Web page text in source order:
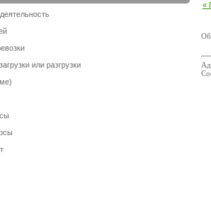
или разгрузки
«